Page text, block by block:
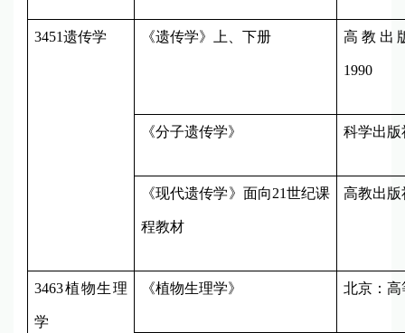
3451遗传学 《遗传学》上、下册 高教出
1990
《分子遗传学》 科学出版
《现代遗传学》面向21世纪课
程教材
高教出版
3463植物生理
学
《植物生理学》 北京：高